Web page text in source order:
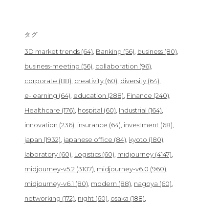
タグ
3D market trends (64) Banking (56) business (80)
business-meeting (56) collaboration (96)
corporate (88) creativity (60) diversity (64)
e-learning (64) education (288) Finance (240)
Healthcare (176) hospital (60) Industrial (164)
innovation (236) insurance (64) investment (68)
japan (1932) japanese office (84) kyoto (180)
laboratory (60) Logistics (60) midjourney (4147)
midjourney-v5.2 (3107) midjourney-v6.0 (960)
midjourney-v6.1 (80) modern (88) nagoya (60)
networking (172) night (60) osaka (188)